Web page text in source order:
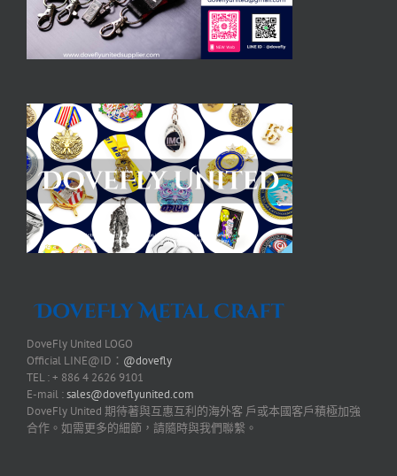
DoveFly United LOGO
Official LINE@ID： @dovefly
TEL : + 886 4 2626 9101
E-mail :sales@doveflyunited.com
DoveFly United 期待著與互惠互利的海外客 戶或本國客戶積極加強
合作。如需更多的細節，請隨時與我們聯繫。